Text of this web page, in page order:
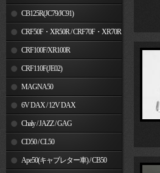
MSX125CB125R(JC79/JC91)
CRF50F・XR50R / CRF70F・XR70R
CRF100F/XR100R
CRF110F(JE02)
MAGNA50
6V DAX / 12V DAX
Chaly / JAZZ / GAG
CD50 / CL50
Ape50(キャブレター車) / CB50